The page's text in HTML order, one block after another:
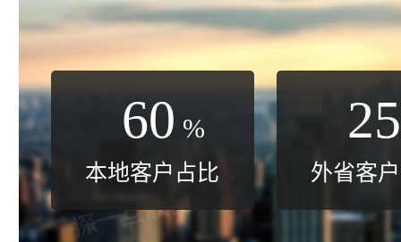
60 %
本地客户占比
25
外省客